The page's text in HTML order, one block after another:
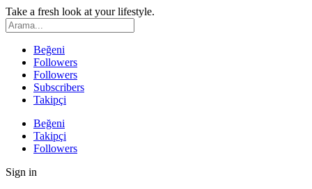
Take a fresh look at your lifestyle.
Beğeni
Followers
Followers
Subscribers
Takipçi
Beğeni
Takipçi
Followers
Sign in